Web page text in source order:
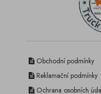
Obchodní podmínky
Reklamační podmínky
Ochrana osobních